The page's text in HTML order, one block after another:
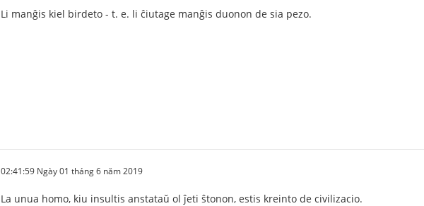
Li manĝis kiel birdeto - t. e. li ĉiutage manĝis duonon de sia pezo.
02:41:59 Ngày 01 tháng 6 năm 2019
La unua homo, kiu insultis anstataŭ ol ĵeti ŝtonon, estis kreinto de civilizacio.